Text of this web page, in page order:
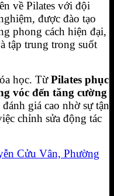
về Pilates với đội
được đào tạo
phong cách hiện đại,
tập trung trong suốt
học. TừPilates phục
vóc đến tăng cường
giá cao nhờ sự tận
chỉnh sửa động tác
Cửu Vân, Phường